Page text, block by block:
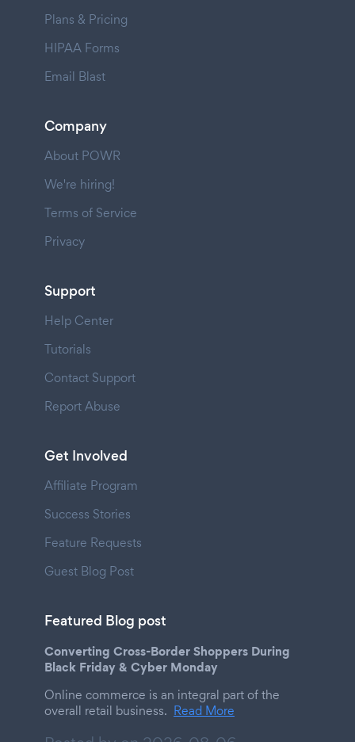
Plans & Pricing
HIPAA Forms
Email Blast
Company
About POWR
We're hiring!
Terms of Service
Privacy
Support
Help Center
Tutorials
Contact Support
Report Abuse
Get Involved
Affiliate Program
Success Stories
Feature Requests
Guest Blog Post
Featured Blog post
Converting Cross-Border Shoppers During
Black Friday & Cyber Monday
Online commerce is an integral part of the
overall retail business. Read More